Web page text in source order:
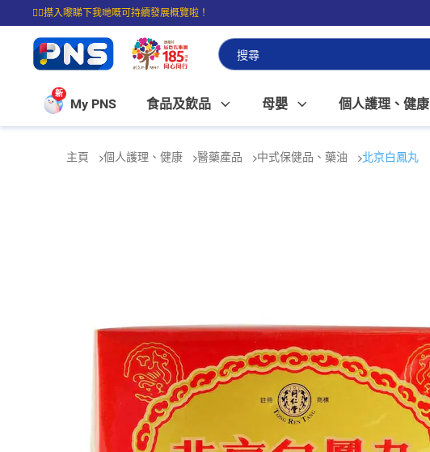
☝🏼㩒入嚟睇下我哋嘅可持續發展概覽啦！
⭐購物滿$399即享免費送貨；滿$100即可免費店取。
新
My PNS 食品及飲品 母嬰 個人護理、健康
主頁 個人護理、健康 醫藥產品 中式保健品、藥油 北京白鳳丸